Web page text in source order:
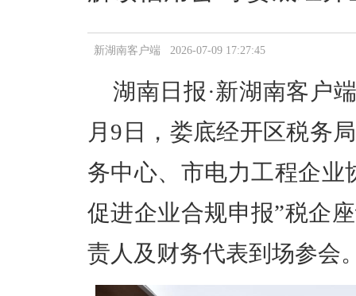
新湖南客户端 2026-07-09 17:27:45
湖南日报·新湖南客户
月9日，娄底经开区税务
务中心、市电力工程企业
促进企业合规申报”税企
责人 及 财务代表到场参会